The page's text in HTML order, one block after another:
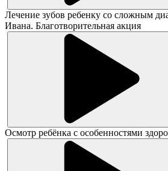
Лечение зубов ребенку со сложным
Ивана. Благотворительная акция
Осмотр ребёнка с особенностями